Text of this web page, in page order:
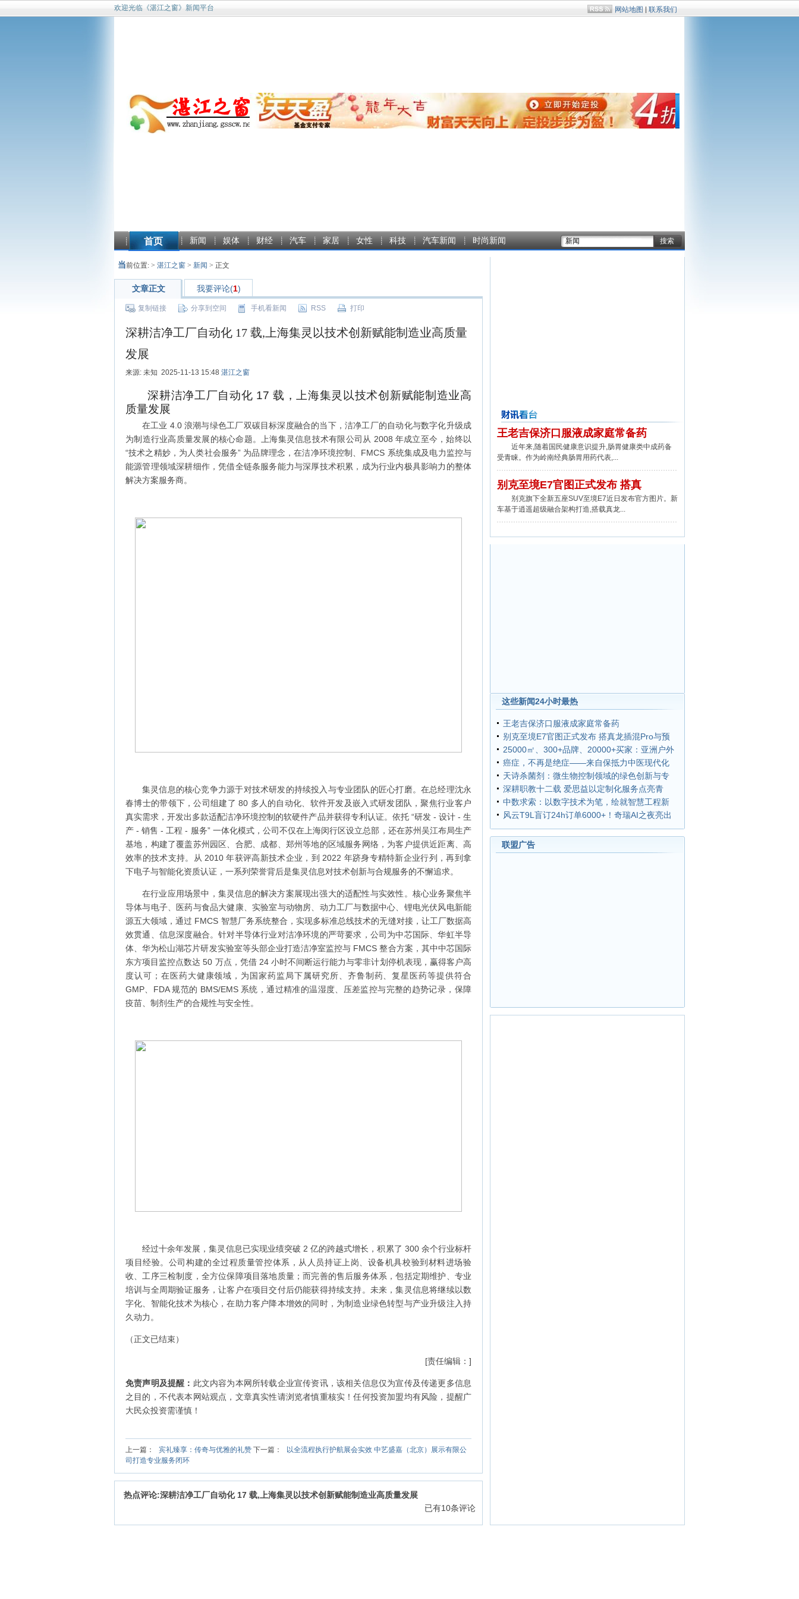
欢迎光临《湛江之窗》新闻平台 网站地图 联系我们
首页 新闻 娱体 财经 汽车 家居 女性 科技 汽车新闻 时尚新闻
当前位置: > 湛江之窗 > 新闻 > 正文
文章正文 我要评论(1)
复制链接 分享到空间 手机看新闻 RSS 打印
深耕洁净工厂自动化 17 载,上海集灵以技术创新赋能制造业高质量
发展
来源: 未知 2025-11-13 15:48 湛江之窗
深耕洁净工厂自动化 17 载，上海集灵以技术创新赋能制造业高
质量发展
在工业 4.0 浪潮与绿色工厂双碳目标深度融合的当下，洁净工厂的自动化与数字化升级成
为制造行业高质量发展的核心命题。上海集灵信息技术有限公司从 2008 年成立至今，始终以
“技术之精妙，为人类社会服务” 为品牌理念，在洁净环境控制、FMCS 系统集成及电力监控与
能源管理领域深耕细作，凭借全链条服务能力与深厚技术积累，成为行业内极具影响力的整体
解决方案服务商。
集灵信息的核心竞争力源于对技术研发的持续投入与专业团队的匠心打磨。在总经理沈永
春博士的带领下，公司组建了 80 多人的自动化、软件开发及嵌入式研发团队，聚焦行业客户
真实需求，开发出多款适配洁净环境控制的软硬件产品并获得专利认证。依托 “研发 - 设计 - 生
产 - 销售 - 工程 - 服务” 一体化模式，公司不仅在上海闵行区设立总部，还在苏州吴江布局生产
基地，构建了覆盖苏州园区、合肥、成都、郑州等地的区域服务网络，为客户提供近距离、高
效率的技术支持。从 2010 年获评高新技术企业，到 2022 年跻身专精特新企业行列，再到拿
下电子与智能化资质认证，一系列荣誉背后是集灵信息对技术创新与合规服务的不懈追求。
在行业应用场景中，集灵信息的解决方案展现出强大的适配性与实效性。核心业务聚焦半
导体与电子、医药与食品大健康、实验室与动物房、动力工厂与数据中心、锂电光伏风电新能
源五大领域，通过 FMCS 智慧厂务系统整合，实现多标准总线技术的无缝对接，让工厂数据高
效贯通、信息深度融合。针对半导体行业对洁净环境的严苛要求，公司为中芯国际、华虹半导
体、华为松山湖芯片研发实验室等头部企业打造洁净室监控与 FMCS 整合方案，其中中芯国际
东方项目监控点数达 50 万点，凭借 24 小时不间断运行能力与零非计划停机表现，赢得客户高
度认可；在医药大健康领域，为国家药监局下属研究所、齐鲁制药、复星医药等提供符合
GMP、FDA 规范的 BMS/EMS 系统，通过精准的温湿度、压差监控与完整的趋势记录，保障
疫苗、制剂生产的合规性与安全性。
经过十余年发展，集灵信息已实现业绩突破 2 亿的跨越式增长，积累了 300 余个行业标杆
项目经验。公司构建的全过程质量管控体系，从人员持证上岗、设备机具校验到材料进场验
收、工序三检制度，全方位保障项目落地质量；而完善的售后服务体系，包括定期维护、专业
培训与全周期验证服务，让客户在项目交付后仍能获得持续支持。未来，集灵信息将继续以数
字化、智能化技术为核心，在助力客户降本增效的同时，为制造业绿色转型与产业升级注入持
久动力。
（正文已结束）
[责任编辑：]
免责声明及提醒： 此文内容为本网所转载企业宣传资讯，该相关信息仅为宣传及传递更多信息
之目的，不代表本网站观点，文章真实性请浏览者慎重核实！任何投资加盟均有风险，提醒广
大民众投资需谨慎！
上一篇： 宾礼臻享：传奇与优雅的礼赞 下一篇：
以全流程执行护航展会实效 中艺盛嘉（北京）展示有限公
司打造专业服务闭环
热点评论:深耕洁净工厂自动化 17 载,上海集灵以技术创新赋能制造业高质量发展
已有10条评论
财讯看台
王老吉保济口服液成家庭常备药
近年来,随着国民健康意识提升,肠胃健康类中成药备
受青睐。作为岭南经典肠胃用药代表,...
别克至境E7官图正式发布 搭真
别克旗下全新五座SUV至境E7近日发布官方图片。新
车基于逍遥超级融合架构打造,搭载真龙...
这些新闻24小时最热
王老吉保济口服液成家庭常备药
别克至境E7官图正式发布 搭真龙插混Pro与预
25000㎡、300+品牌、20000+买家：亚洲户外
癌症，不再是绝症——来自保抵力中医现代化
天诗杀菌剂：微生物控制领域的绿色创新与专
深耕职教十二载 爱思益以定制化服务点亮青
中数求索：以数字技术为笔，绘就智慧工程新
风云T9L盲订24h订单6000+！奇瑞AI之夜亮出
联盟广告